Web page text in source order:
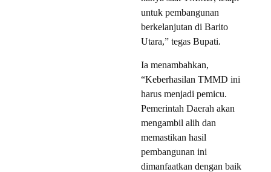
untuk pembangunan
berkelanjutan di Barito
Utara,” tegas Bupati.
Ia menambahkan,
“Keberhasilan TMMD ini
harus menjadi pemicu.
Pemerintah Daerah akan
mengambil alih dan
memastikan hasil
pembangunan ini
dimanfaatkan dengan baik